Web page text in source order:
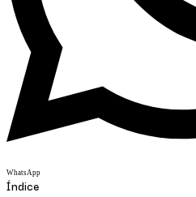
WhatsApp
Índice